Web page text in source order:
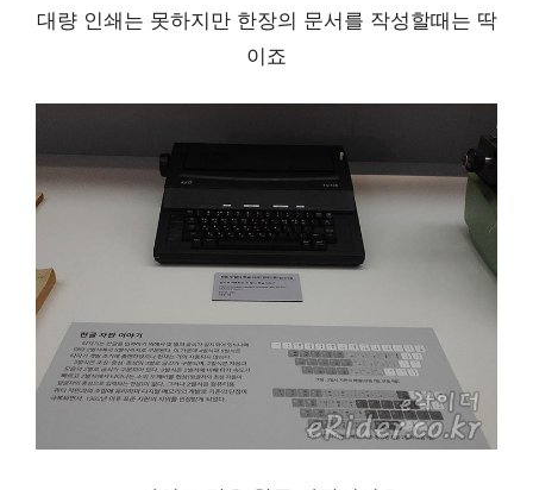
대량 인쇄는 못하지만 한장의 문서를 작성할때는 딱
이죠